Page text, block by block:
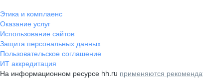
Этика и комплаенс
Оказание услуг
Использование сайтов
Защита персональных данных
Пользовательское соглашение
ИТ аккредитация
На информационном ресурсе hh.ru применяются